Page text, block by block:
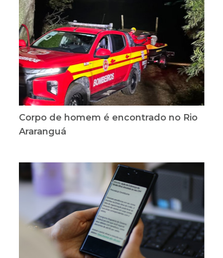
Corpo de homem é encontrado no Rio
Araranguá